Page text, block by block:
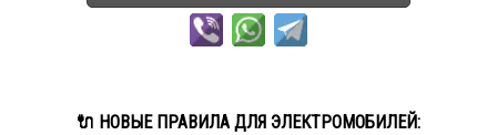
🔌 НОВЫЕ ПРАВИЛА ДЛЯ ЭЛЕКТРОМОБИЛЕЙ: